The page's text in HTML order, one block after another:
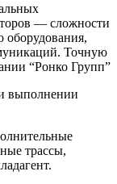
— сложности
Точную
“Ронко Групп”
выполнении
трассы,